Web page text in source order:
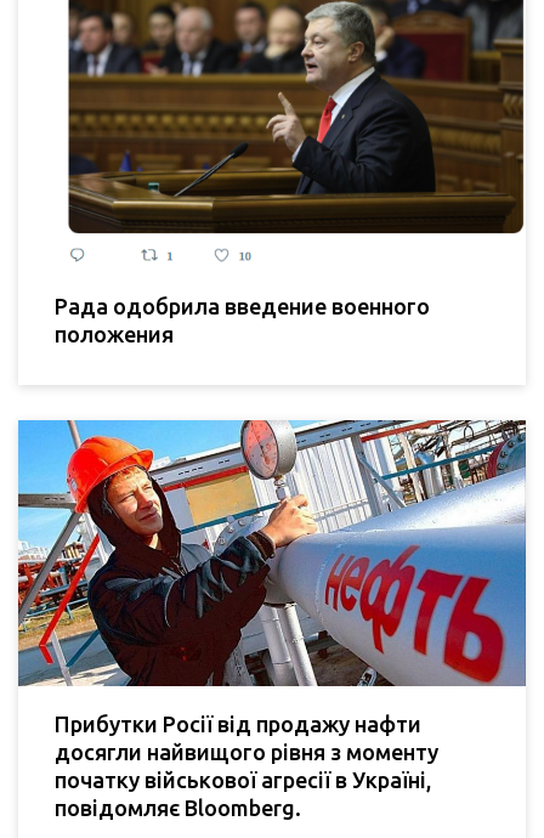
Рада одобрила введение военного
положения
Прибутки Росії від продажу нафти
досягли найвищого рівня з моменту
початку військової агресії в Україні,
повідомляє Bloomberg.